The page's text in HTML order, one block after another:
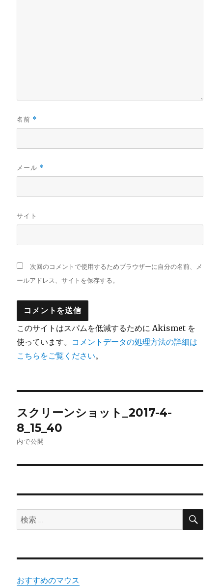
名前 *
メール *
サイト
次回のコメントで使用するためブラウザーに自分の名前、メ
ールアドレス、サイトを保存する。
このサイトはスパムを低減するために Akismet を
使っています。 コメントデータの処理方法の詳細は
こちらをご覧ください。
稿
ナ
ビ
シ
スクリーンショット_2017-4-
8_15_40
内で公開
検
索:
検
おすすめのマウス